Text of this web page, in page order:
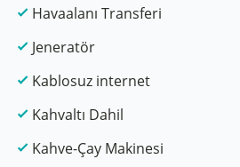
Havaalanı Transferi
Jeneratör
Kablosuz internet
Kahvaltı Dahil
Kahve-Çay Makinesi